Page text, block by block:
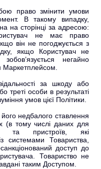
право змінити умови
В такому випадку,
на сторінці за адресою:
не має право
він не погоджується з
якщо Користувач не
негайно
Маркетплейсом.
за шкоду або
треті особи в результаті
умов цієї Політики.
недбалого ставлення
(в тому числі даних для
та пристроїв, які
системами Товариства,
доступ до
Товариство не
таким Доступом.